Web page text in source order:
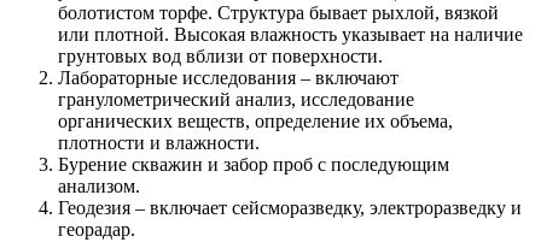
болотистом торфе. Структура бывает рыхлой, вязкой
или плотной. Высокая влажность указывает на наличие
грунтовых вод вблизи от поверхности.
Лабораторные исследования – включают
гранулометрический анализ, исследование
органических веществ, определение их объема,
плотности и влажности.
Бурение скважин и забор проб с последующим
анализом.
Геодезия – включает сейсморазведку, электроразведку и
георадар.